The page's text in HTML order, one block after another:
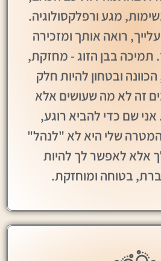
מגע ורפלקסולוגיה.
רואה אותך ומזכירה
בבן הזוג - מחזקת,
ובטחון להיות חלק
זה לא מה שעושים אלא
שם כדי להביא רוגע,
שלי היא לא "לנהל"
אלא לאפשר לך להיות
בטוחה ומוחזקת.